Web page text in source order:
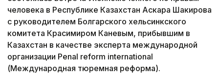
человека в Республике Казахстан Аскара Шакирова
с руководителем Болгарского хельсинкского
комитета Красимиром Каневым, прибывшим в
Казахстан в качестве эксперта международной
организации Penal reform international
(Международная тюремная реформа).